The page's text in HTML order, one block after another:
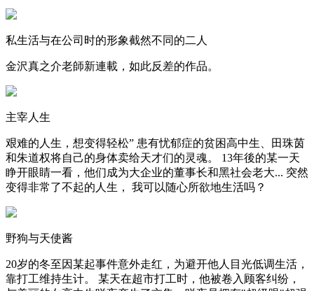
私生活与在公司时的形象截然不同的二人
金沢真之介老師新連載，如此反差的作品。
主宰人生
艰难的人生，想变得轻松” 患有忧郁症的贫困高中生、田珠茵
和朱道权将自己的身体卖给天才们的灵魂。 13年後的某一天
睁开眼睛一看，他们成为大企业的董事长和黑社会老大... 突然
变得非常了不起的人生， 我可以随心所欲地生活吗？
野狗与天使酱
20岁的冬至因某起事件意外走红，为避开他人目光低调生活，
靠打工维持生计。 某天在超市打工时，他被卷入顾客纠纷，